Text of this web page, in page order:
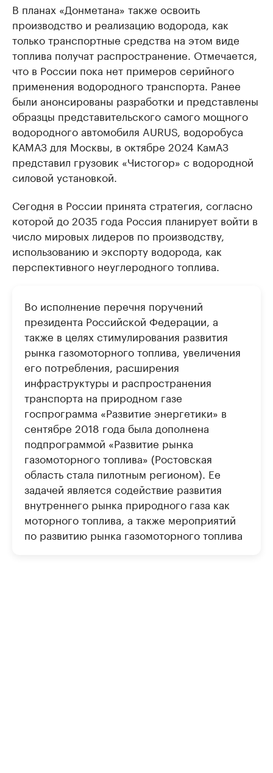
В планах «Донметана» также освоить
производство и реализацию водорода, как
только транспортные средства на этом виде
топлива получат распространение. Отмечается,
что в России пока нет примеров серийного
применения водородного транспорта. Ранее
были анонсированы разработки и представлены
образцы представительского самого мощного
водородного автомобиля AURUS, водоробуса
КАМАЗ для Москвы, в октябре 2024 КамАЗ
представил грузовик «Чистогор» с водородной
силовой установкой.
Сегодня в России принята стратегия, согласно
которой до 2035 года Россия планирует войти в
число мировых лидеров по производству,
использованию и экспорту водорода, как
перспективного неуглеродного топлива.
Во исполнение перечня поручений
президента Российской Федерации, а
также в целях стимулирования развития
рынка газомоторного топлива, увеличения
его потребления, расширения
инфраструктуры и распространения
транспорта на природном газе
госпрограмма «Развитие энергетики» в
сентябре 2018 года была дополнена
подпрограммой «Развитие рынка
газомоторного топлива» (Ростовская
область стала пилотным регионом). Ее
задачей является содействие развития
внутреннего рынка природного газа как
моторного топлива, а также мероприятий
по развитию рынка газомоторного топлива